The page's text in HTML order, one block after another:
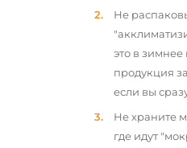
Не
это в
продукция
если вы
Не храните
где идут